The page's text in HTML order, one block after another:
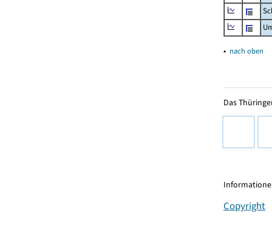
▴ nach oben
Das
Copyright